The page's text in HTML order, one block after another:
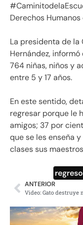
#Ca
Derechos
La presidenta de la
Hernández,
764 niñas, niños y
entre 5 y 17 años.
En este sentido,
regresar porque le
amigos; 37 por
que se les enseña
clases sus
ANTERIOR